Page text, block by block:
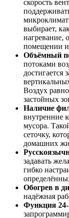
скорость
выбирает,
нагревание,
помещении и
Объёмный
потоками
достигается
Воздух
застойных
Наличие
внутренние
мусора.
сеточку,
домашних
задавать
гибко
Обогрев в
надёжная
Функция 24-